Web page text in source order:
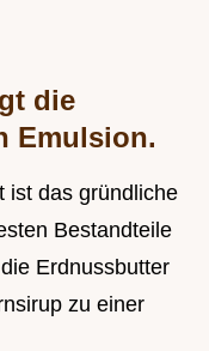
die
Emulsion.
ist das gründliche
Bestandteile
Erdnussbutter
zu einer